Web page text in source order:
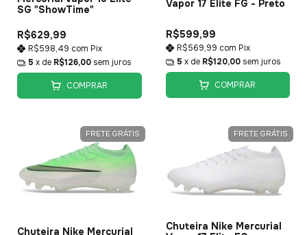
SG "ShowTime"
R$629,99
R$598,49 com Pix
5 x de R$126,00 sem juros
COMPRAR
Vapor 17 Elite FG - Preto
R$599,99
R$569,99 com Pix
5 x de R$120,00 sem juros
COMPRAR
FRETE GRÁTIS
Chuteira Nike Mercurial
FRETE GRÁTIS
Chuteira Nike Mercurial